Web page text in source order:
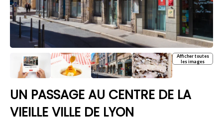
Afficher toutes
les images
UN PASSAGE AU CENTRE DE LA
VIEILLE VILLE DE LYON